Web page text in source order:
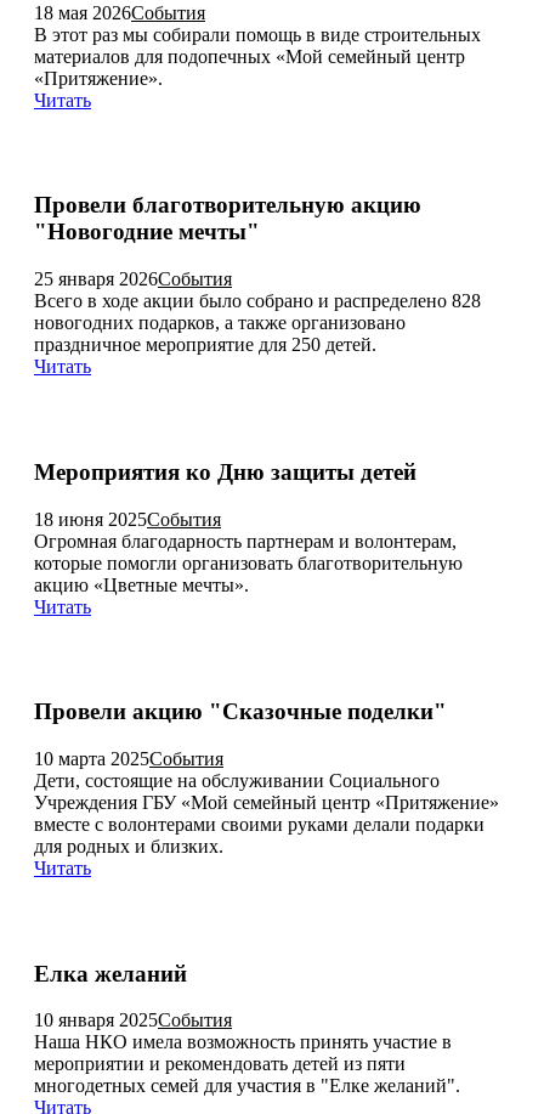
18 мая 2026События
В этот раз мы собирали помощь в виде строительных
материалов для подопечных «Мой семейный центр
«Притяжение».
Читать
Провели благотворительную акцию
"Новогодние мечты"
25 января 2026События
Всего в ходе акции было собрано и распределено 828
новогодних подарков, а также организовано
праздничное мероприятие для 250 детей.
Читать
Мероприятия ко Дню защиты детей
18 июня 2025События
Огромная благодарность партнерам и волонтерам,
которые помогли организовать благотворительную
акцию «Цветные мечты».
Читать
Провели акцию "Сказочные поделки"
10 марта 2025События
Дети, состоящие на обслуживании Социального
Учреждения ГБУ «Мой семейный центр «Притяжение»
вместе с волонтерами своими руками делали подарки
для родных и близких.
Читать
Елка желаний
10 января 2025События
Наша НКО имела возможность принять участие в
мероприятии и рекомендовать детей из пяти
многодетных семей для участия в "Елке желаний".
Читать